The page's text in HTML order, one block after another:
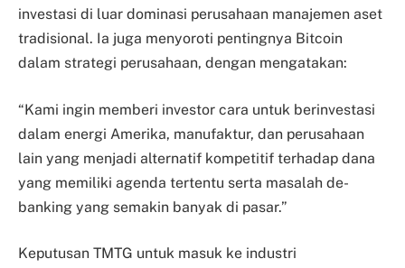
investasi di luar dominasi perusahaan manajemen aset
tradisional. Ia juga menyoroti pentingnya Bitcoin
dalam strategi perusahaan, dengan mengatakan:
“Kami ingin memberi investor cara untuk berinvestasi
dalam energi Amerika, manufaktur, dan perusahaan
lain yang menjadi alternatif kompetitif terhadap dana
yang memiliki agenda tertentu serta masalah de-
banking yang semakin banyak di pasar.”
Keputusan TMTG untuk masuk ke industri